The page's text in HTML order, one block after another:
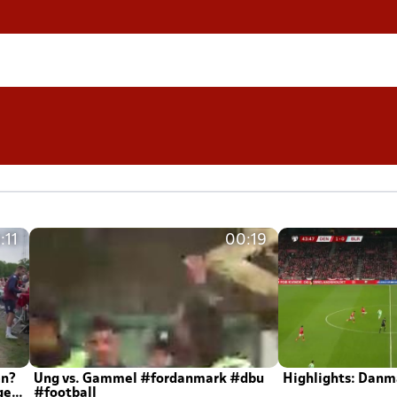
00:19
Ung vs. Gammel #fordanmark #dbu
#football
Highlights: